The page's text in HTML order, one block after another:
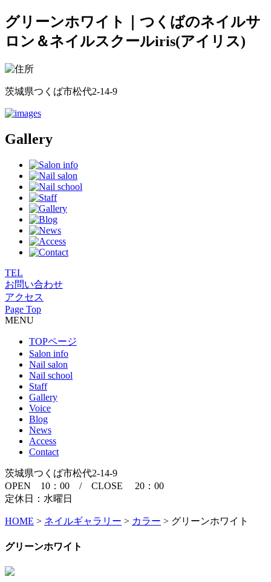
グリーンホワイト｜つくばのネイルサ
ロン＆ネイルスクールiris(アイリス)
茨城県つくば市松代2-14-9
Gallery
TEL
お問い合わせ
アクセス
Page Top
MENU
TOPページ
Salon info
Nail salon
Nail school
Staff
Gallery
Voice
Blog
News
Access
Contact
茨城県つくば市松代2-14-9
OPEN 10：00 / CLOSE 20：00
定休日：水曜日
HOME > ネイルギャラリー > カラー > グリーンホワイト
グリーンホワイト